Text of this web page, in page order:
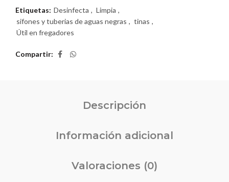
Etiquetas: Desinfecta , Limpia ,
sifones y tuberias de aguas negras , tinas ,
Útil en fregadores
Compartir
Descripción
Información adicional
Valoraciones (0)